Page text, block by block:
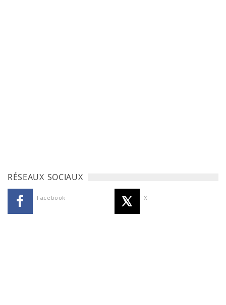
RÉSEAUX SOCIAUX
Facebook X